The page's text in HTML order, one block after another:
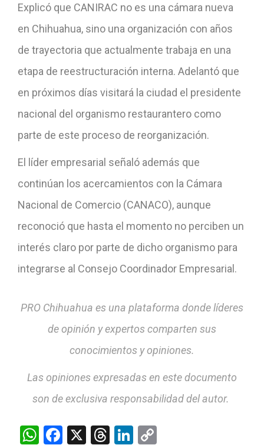
Explicó que CANIRAC no es una cámara nueva
en Chihuahua, sino una organización con años
de trayectoria que actualmente trabaja en una
etapa de reestructuración interna. Adelantó que
en próximos días visitará la ciudad el presidente
nacional del organismo restaurantero como
parte de este proceso de reorganización.
El líder empresarial señaló además que
continúan los acercamientos con la Cámara
Nacional de Comercio (CANACO), aunque
reconoció que hasta el momento no perciben un
interés claro por parte de dicho organismo para
integrarse al Consejo Coordinador Empresarial.
PRO Chihuahua es una plataforma donde líderes
de opinión y expertos comparten sus
conocimientos y opiniones.
Las opiniones expresadas en este documento
son de exclusiva responsabilidad del autor.
WhatsApp
Facebook
X Threads
LinkedIn